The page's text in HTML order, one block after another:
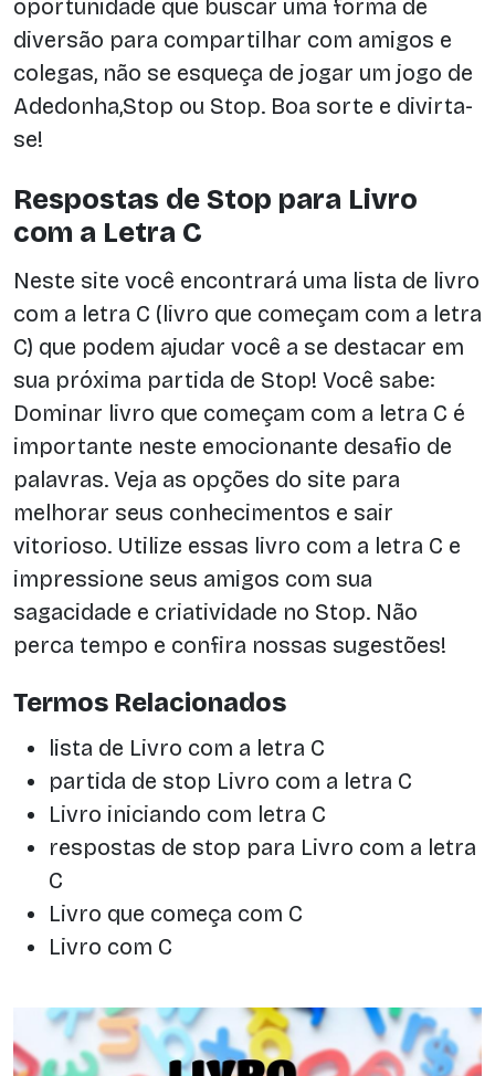
oportunidade que buscar uma forma de
diversão para compartilhar com amigos e
colegas, não se esqueça de jogar um jogo de
Adedonha,Stop ou Stop. Boa sorte e divirta-
se!
Respostas de Stop para Livro
com a Letra C
Neste site você encontrará uma lista de livro
com a letra C (livro que começam com a letra
C) que podem ajudar você a se destacar em
sua próxima partida de Stop! Você sabe:
Dominar livro que começam com a letra C é
importante neste emocionante desafio de
palavras. Veja as opções do site para
melhorar seus conhecimentos e sair
vitorioso. Utilize essas livro com a letra C e
impressione seus amigos com sua
sagacidade e criatividade no Stop. Não
perca tempo e confira nossas sugestões!
Termos Relacionados
lista de Livro com a letra C
partida de stop Livro com a letra C
Livro iniciando com letra C
respostas de stop para Livro com a letra
C
Livro que começa com C
Livro com C